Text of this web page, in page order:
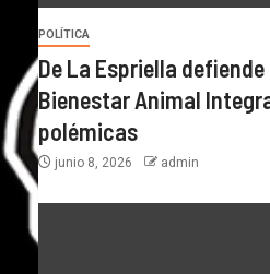
POLÍTICA
De La Espriella
Bienestar Animal
polémicas
junio 8, 2026 admin